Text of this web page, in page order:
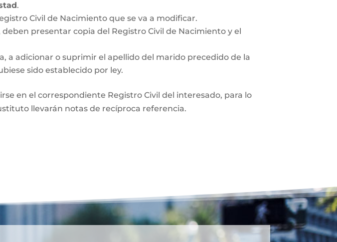
.
Civil de Nacimiento que se va a modificar.
presentar copia del Registro Civil de Nacimiento y el
a adicionar o suprimir el apellido del marido precedido de la
sido establecido por ley.
en el correspondiente Registro Civil del interesado, para lo
llevarán notas de recíproca referencia.